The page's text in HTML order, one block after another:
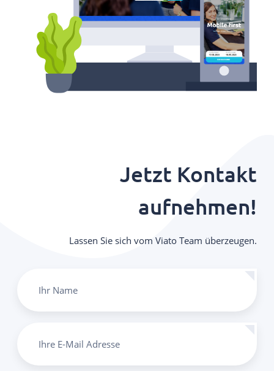
Jetzt Kontakt
aufnehmen!
Lassen Sie sich vom Viato Team überzeugen.
Ihr Name
Ihre E-Mail Adresse